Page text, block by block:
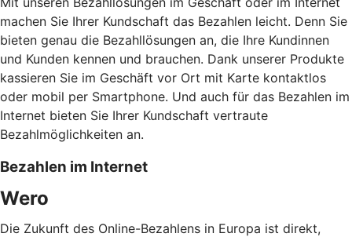
machen Sie Ihrer Kundschaft das Bezahlen leicht. Denn Sie
bieten genau die Bezahllösungen an, die Ihre Kundinnen
und Kunden kennen und brauchen. Dank unserer Produkte
kassieren Sie im Geschäft vor Ort mit Karte kontaktlos
oder mobil per Smartphone. Und auch für das Bezahlen im
Internet bieten Sie Ihrer Kundschaft vertraute
Bezahlmöglichkeiten an.
Bezahlen im Internet
Wero
Die Zukunft des Online-Bezahlens in Europa ist direkt,